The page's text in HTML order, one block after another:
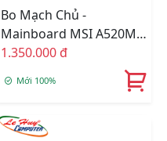
Bo Mạch Chủ -
Mainboard MSI A520M
PRO
1.350.000 đ
Mới 100%